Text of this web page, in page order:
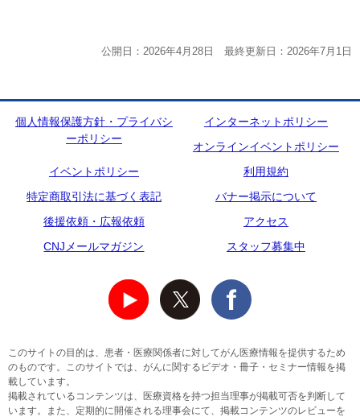
公開日：2026年4月28日 最終更新日：2026年7月1日
個人情報保護方針・プライバシ
ーポリシー
インターネットポリシー
オンラインイベントポリシー
イベントポリシー
利用規約
特定商取引法に基づく表記
バナー掲示について
後援依頼・広報依頼
アクセス
CNJメールマガジン
スタッフ募集中
このサイトの目的は、患者・医療関係者に対してがん医療情報を提供するため
のものです。このサイトでは、がんに関するビデオ・冊子・セミナー情報を掲
載しています。
掲載されているコンテンツは、医療資格を持つ担当理事が掲載可否を判断して
います。また、定期的に開催される理事会にて、掲載コンテンツのレビューを